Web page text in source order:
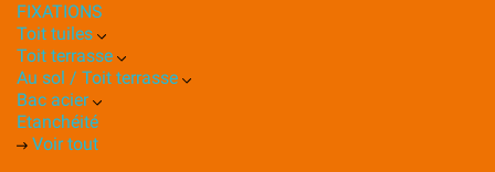
FIXATIONS
Toit tuiles
Toit terrasse
Au sol / Toit terrasse
Bac acier
Etanchéité
Voir tout